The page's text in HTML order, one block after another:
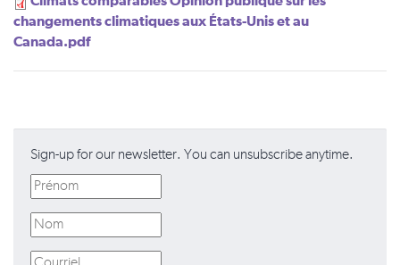
changements climatiques aux États-Unis et au
Canada.pdf
Sign-up for our newsletter. You can unsubscribe anytime.